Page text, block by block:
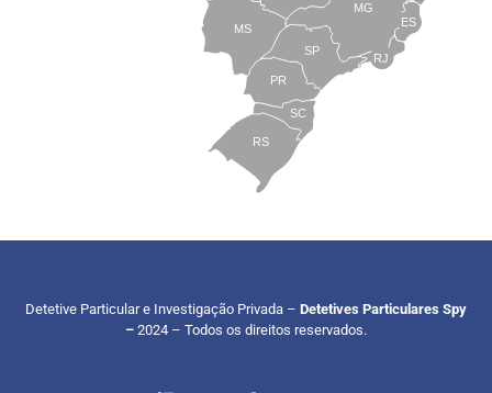
MS
PR
SC
RS
SP
MG
RJ
ES
Detetive Particular e Investigação Privada – Detetives Particulares Spy
– 2024 – Todos os direitos reservados.